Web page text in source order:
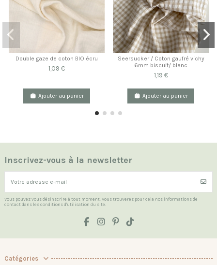
Double gaze de coton BIO écru
1,09 €
Ajouter au panier
Seersucker / Coton gaufré vichy
6mm biscuit/ blanc
1,19 €
Ajouter au panier
Inscrivez-vous à la newsletter
Vous pouvez vous désinscrire à tout moment. Vous trouverez pour cela nos informations de
contact dans les conditions d'utilisation du site.
Catégories